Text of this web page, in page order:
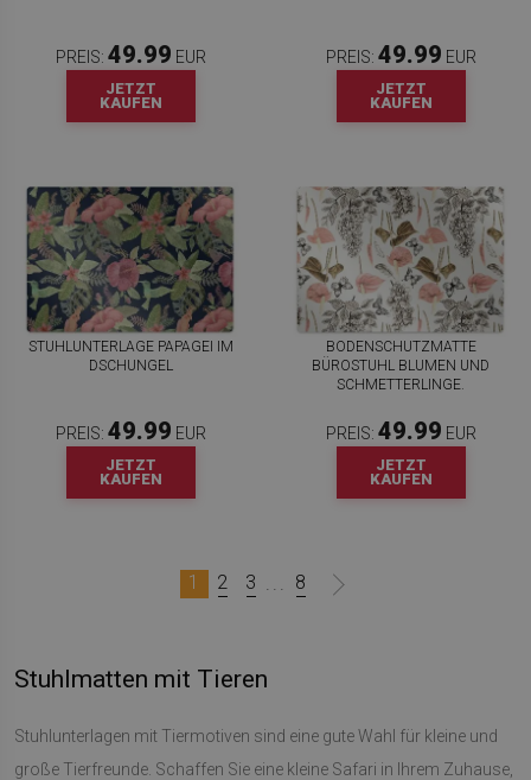
PREIS: 49.99 EUR
JETZT
KAUFEN
PREIS: 49.99 EUR
JETZT
KAUFEN
STUHLUNTERLAGE PAPAGEI IM
DSCHUNGEL
PREIS: 49.99 EUR
JETZT
KAUFEN
BODENSCHUTZMATTE
BÜROSTUHL BLUMEN UND
SCHMETTERLINGE.
PREIS: 49.99 EUR
JETZT
KAUFEN
1 2 3 8
Stuhlmatten mit Tieren
Stuhlunterlagen mit Tiermotiven sind eine gute Wahl für kleine und
große Tierfreunde. Schaffen Sie eine kleine Safari in Ihrem Zuhause,